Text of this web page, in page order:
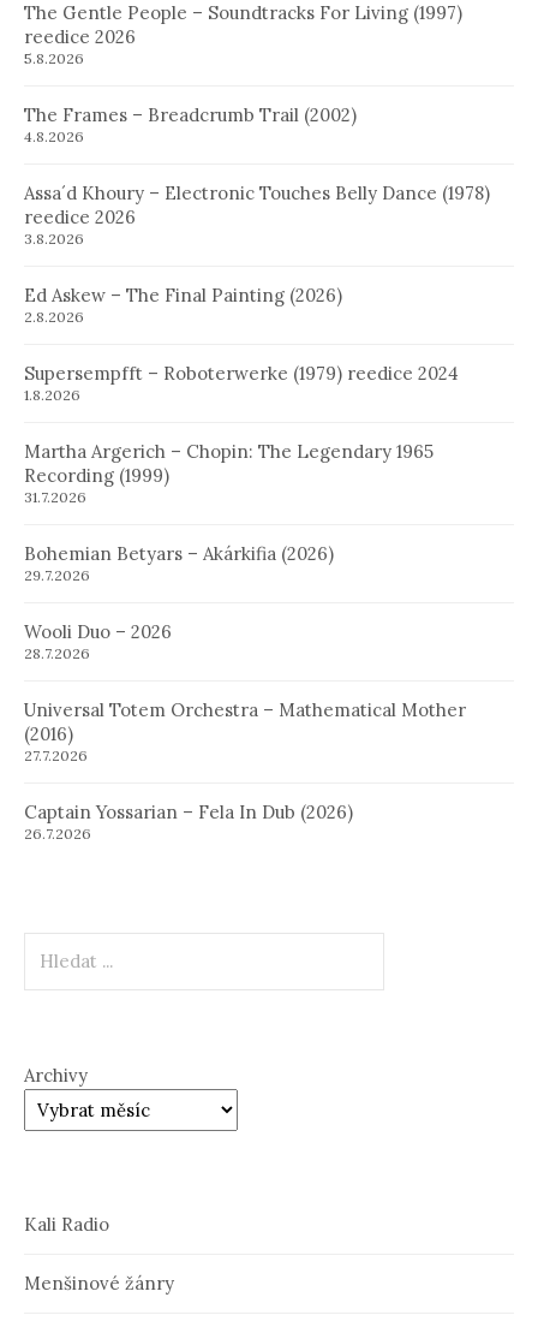
The Gentle People – Soundtracks For Living (1997)
reedice 2026
5.8.2026
The Frames – Breadcrumb Trail (2002)
4.8.2026
Assa´d Khoury – Electronic Touches Belly Dance (1978)
reedice 2026
3.8.2026
Ed Askew – The Final Painting (2026)
2.8.2026
Supersempfft – Roboterwerke (1979) reedice 2024
1.8.2026
Martha Argerich – Chopin: The Legendary 1965
Recording (1999)
31.7.2026
Bohemian Betyars – Akárkifia (2026)
29.7.2026
Wooli Duo – 2026
28.7.2026
Universal Totem Orchestra – Mathematical Mother
(2016)
27.7.2026
Captain Yossarian – Fela In Dub (2026)
26.7.2026
Archivy
Kali Radio
Menšinové žánry